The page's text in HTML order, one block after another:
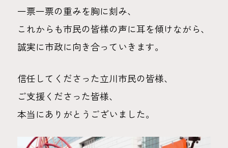
一票一票の重みを胸に刻み、
これからも市民の皆様の声に耳を傾けながら、
誠実に市政に向き合っていきます。
信任してくださった立川市民の皆様、
ご支援くださった皆様、
本当にありがとうございました。